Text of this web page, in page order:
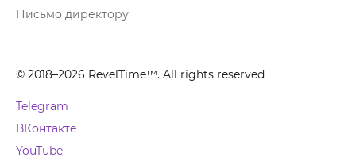
Письмо директору
© 2018–2026 RevelTime™. All rights reserved
Telegram
ВКонтакте
YouTube